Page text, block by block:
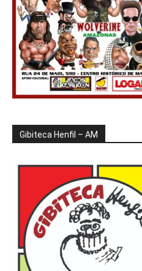
Gibiteca Henfil – AM